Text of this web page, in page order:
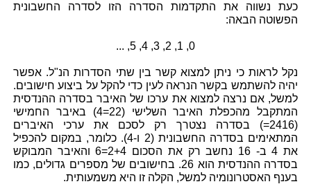
כעת נשווה את התקדמות הסדרה הזו לסדרה החשבונית
הפשוטה הבאה:
0, 1, 2, 3, 4, 5, ...
נקל לראות כי ניתן למצוא קשר בין שתי הסדרות הנ"ל. אפשר
יהיה להשתמש בקשר הנראה לעין כדי להקל על ביצוע חישובים.
למשל, אם נרצה למצוא את ערכו של האיבר בסדרה ההנדסית
המתקבל מהכפלת האיבר השלישי (22=4) באיבר החמישי
(2416=) בסדרה נצטרך רק לסכם את ערכי האיברים
המתאימים בסדרה החשבונית (2 ו-4). כלומר, במקום להכפיל
את 4 ב- 16 נחשב רק את הסכום 2+4=6 והאיבר המבוקש
בסדרה ההנדסית הוא 26. בחישובים של מספרים גדולים, כמו
בענף האסטרונומיה למשל, הקלה זו היא משמעותית.